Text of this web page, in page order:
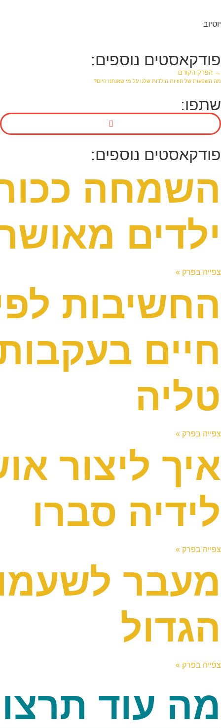
יוטיוב
פודקאסטים נוספים:
→ הפרק הקודם
מה השפעות של חוויות הילדות שלנו על מי שאנחנו היום?
שתפו:
פודקאסטים נוספים:
השמחה
ילדים
צפייה בפרק »
החשיבות
טליה
צפייה בפרק »
איך ליצור
לידיה סברו
צפייה בפרק »
מעבר
הגדול
צפייה בפרק »
מה עוד